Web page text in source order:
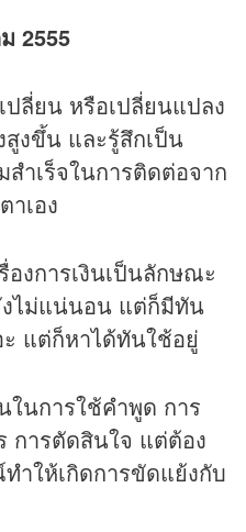
2555
ปลี่ยน หรือเปลี่ยนแปลง
งขึ้น และรู้สึกเป็น
ำเร็จในการติดต่อจาก
าเอง
องการเงินเป็นลักษณะ
ไม่แน่นอน แต่ก็มีทัน
ะ แต่ก็หาได้ทันใช้อยู่
ในการใช้คำพูด การ
การตัดสินใจ แต่ต้อง
ำให้เกิดการขัดแย้งกับ